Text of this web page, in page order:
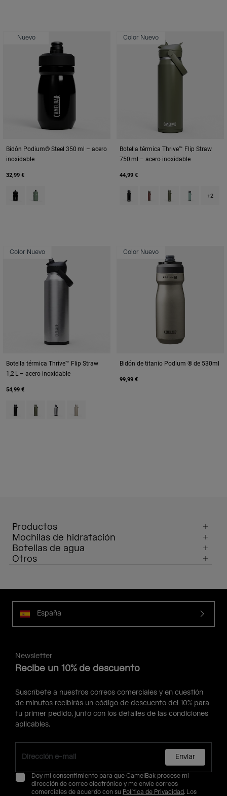
Nuevo
Bidón Podium® Steel 350 ml – acero
inoxidable
32,99 €
Product swatch type of Black.
Product swatch type of Moss Green.
Color Nuevo
Botella térmica Thrive™ Flip Straw
750 ml – acero inoxidable
44,99 €
Product swatch type of Black.
Product swatch type of
Product swatch
Product
+2
Color Nuevo
Botella térmica Thrive™ Flip Straw
1,2 L – acero inoxidable
54,99 €
Product swatch type of Black.
Product swatch type of Moss Green.
Product swatch type of Stainless.
Product swatch type of Stone.
Color Nuevo
Bidón de titanio Podium ® de 530ml
99,99 €
Productos
Mochilas de hidratación
Botellas de agua
Otros
España
Newsletter
Recibe un 10% de descuento
Suscríbete a nuestros correos comerciales y en cuestión
de minutos recibirás un código de descuento del 10% para
tu primer pedido, junto con los detalles de las condiciones
aplicables.
Enviar
Doy mi consentimiento para que CamelBak procese mi
dirección de correo electrónico y me envíe correos
comerciales de acuerdo con su Política de Privacidad. Los